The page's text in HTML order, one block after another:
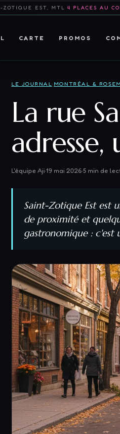
ZOTIQUE EST, MTL 4 PLACES AU
CARTE PROMOS
LE JOURNAL· MONTRÉAL &
La rue
L'équipe Aji·19 mai 2026·5 min de
Saint-Zotique Est est
de proximité et
gastronomique : c'est